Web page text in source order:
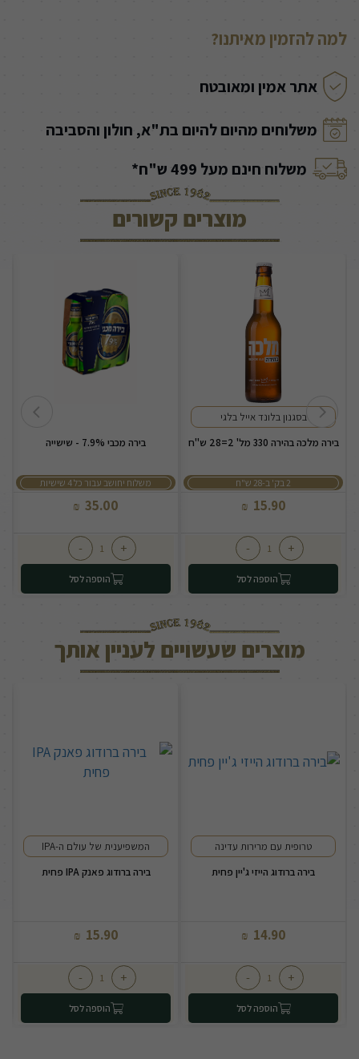
למה להזמין מאיתנו?
אתר אמין ומאובטח
משלוחים מהיום להיום בת"א, חולון והסביבה
משלוח חינם מעל 499 ש"ח*
מוצרים קשורים
בסגנון בלונד אייל בלגי
בירה מלכה בהירה 330 מל' 2=28 ש"ח
2 בק' ב-28 ש"ח
15.90
₪
+
-
הוספה לסל
בירה מכבי 7.9% - שישייה
משלוח יחושב עבור כל 4 שישיות
35.00
₪
+
-
הוספה לסל
מוצרים שעשויים לעניין אותך
טרופית עם מרירות עדינה
בירה ברודוג הייזי ג'יין פחית
14.90
₪
+
-
הוספה לסל
המשפיענית של עולם ה-IPA
בירה ברודוג פאנק IPA פחית
15.90
₪
+
-
הוספה לסל